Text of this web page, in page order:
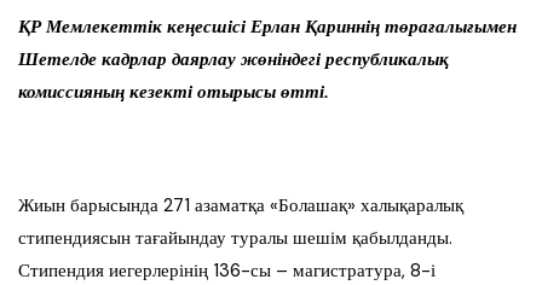
ҚР Мемлекеттік кеңесшісі Ерлан Қариннің төрағалығымен
Шетелде кадрлар даярлау жөніндегі республикалық
комиссияның кезекті отырысы өтті.
Жиын барысында 271 азаматқа «Болашақ» халықаралық
стипендиясын тағайындау туралы шешім қабылданды.
Стипендия иегерлерінің 136-сы – магистратура, 8-і